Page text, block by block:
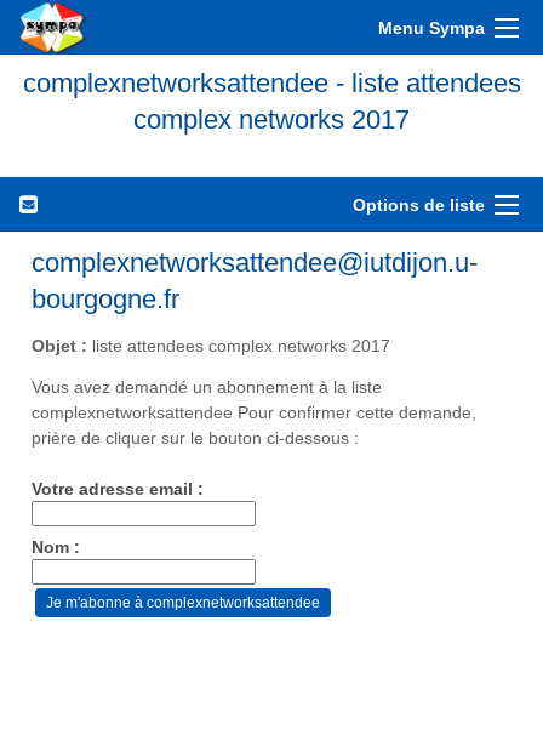
Menu Sympa
complexnetworksattendee - liste attendees
complex networks 2017
Options de liste
complexnetworksattendee@iutdijon.u-
bourgogne.fr
Objet : liste attendees complex networks 2017
Vous avez demandé un abonnement à la liste
complexnetworksattendee Pour confirmer cette demande,
prière de cliquer sur le bouton ci-dessous :
Votre adresse email :
Nom :